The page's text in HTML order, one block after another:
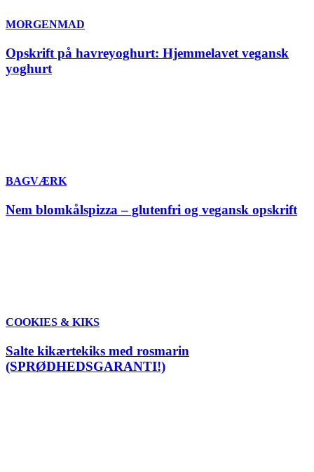
MORGENMAD
Opskrift på havreyoghurt: Hjemmelavet vegansk
yoghurt
BAGVÆRK
Nem blomkålspizza – glutenfri og vegansk opskrift
COOKIES & KIKS
Salte kikærtekiks med rosmarin
(SPRØDHEDSGARANTI!)